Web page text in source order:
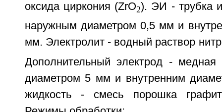
оксида циркония (ZrO2). ЭИ - трубка
наружным диаметром 0,5 мм и
мм. Электролит - водный раствор
Дополнительный электрод -
диаметром 5 мм и внутренним
жидкость - смесь порошка